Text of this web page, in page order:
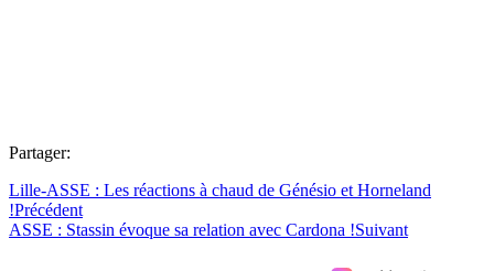
Partager:
Lille-ASSE : Les réactions à chaud de Génésio et Horneland
!Précédent
ASSE : Stassin évoque sa relation avec Cardona !Suivant